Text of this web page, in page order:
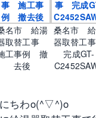
名市 給湯
取替工事
工事例 撤
去後
桑名市
器取替工
完成GT-
ちわo(^▽^)o